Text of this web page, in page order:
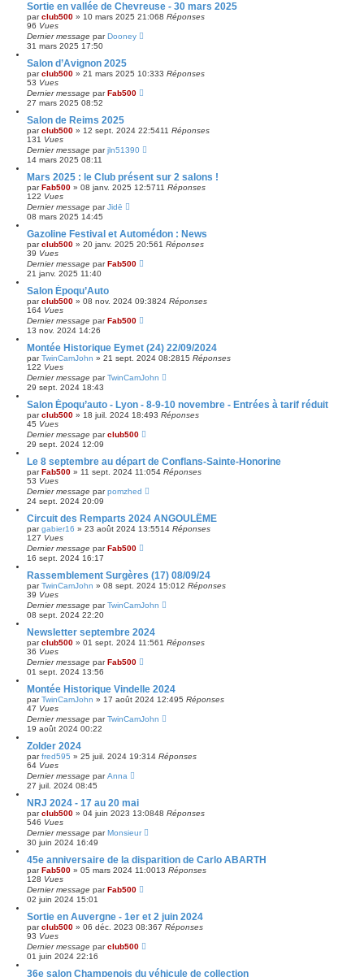
Sortie en vallée de Chevreuse - 30 mars 2025
parclub500 » 10 mars 2025 21:068 Réponses
96 Vues
Dernier message parDooney
31 mars 2025 17:50
Salon d’Avignon 2025
parclub500 » 21 mars 2025 10:333 Réponses
53 Vues
Dernier message parFab500
27 mars 2025 08:52
Salon de Reims 2025
parclub500 » 12 sept. 2024 22:5411 Réponses
131 Vues
Dernier message parjln51390
14 mars 2025 08:11
Mars 2025 : le Club présent sur 2 salons !
parFab500 » 08 janv. 2025 12:5711 Réponses
122 Vues
Dernier message parJidē
08 mars 2025 14:45
Gazoline Festival et Automédon : News
parclub500 » 20 janv. 2025 20:561 Réponses
39 Vues
Dernier message parFab500
21 janv. 2025 11:40
Salon Époqu’Auto
parclub500 » 08 nov. 2024 09:3824 Réponses
164 Vues
Dernier message parFab500
13 nov. 2024 14:26
Montée Historique Eymet (24) 22/09/2024
parTwinCamJohn » 21 sept. 2024 08:2815 Réponses
122 Vues
Dernier message parTwinCamJohn
29 sept. 2024 18:43
Salon Époqu’auto - Lyon - 8-9-10 novembre - Entrées à tarif réduit
parclub500 » 18 juil. 2024 18:493 Réponses
45 Vues
Dernier message parclub500
29 sept. 2024 12:09
Le 8 septembre au départ de Conflans-Sainte-Honorine
parFab500 » 11 sept. 2024 11:054 Réponses
53 Vues
Dernier message parpomzhed
24 sept. 2024 20:09
Circuit des Remparts 2024 ANGOULÊME
pargabier16 » 23 août 2024 13:5514 Réponses
127 Vues
Dernier message parFab500
16 sept. 2024 16:17
Rassemblement Surgères (17) 08/09/24
parTwinCamJohn » 08 sept. 2024 15:012 Réponses
39 Vues
Dernier message parTwinCamJohn
08 sept. 2024 22:20
Newsletter septembre 2024
parclub500 » 01 sept. 2024 11:561 Réponses
36 Vues
Dernier message parFab500
01 sept. 2024 13:56
Montée Historique Vindelle 2024
parTwinCamJohn » 17 août 2024 12:495 Réponses
47 Vues
Dernier message parTwinCamJohn
19 août 2024 00:22
Zolder 2024
parfred595 » 25 juil. 2024 19:314 Réponses
64 Vues
Dernier message parAnna
27 juil. 2024 08:45
NRJ 2024 - 17 au 20 mai
parclub500 » 04 juin 2023 13:0848 Réponses
546 Vues
Dernier message parMonsieur
30 juin 2024 16:49
45e anniversaire de la disparition de Carlo ABARTH
parFab500 » 05 mars 2024 11:0013 Réponses
128 Vues
Dernier message parFab500
02 juin 2024 15:01
Sortie en Auvergne - 1er et 2 juin 2024
parclub500 » 06 déc. 2023 08:367 Réponses
93 Vues
Dernier message parclub500
01 juin 2024 22:16
36e salon Champenois du véhicule de collection